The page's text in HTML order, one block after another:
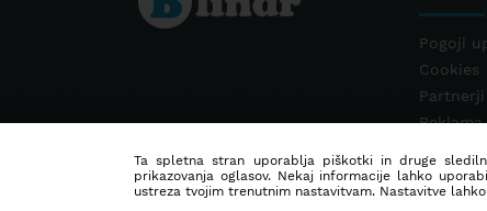
Pogoji
Cookies
Partnerji
Reklama
Ta spletna stran uporablja piškotki in druge
prikazovanja oglasov. Nekaj informacije lahko
ustreza tvojim trenutnim nastavitvam. Nastavitve